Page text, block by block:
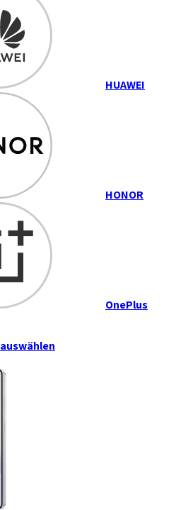
HUAWEI
HONOR
OnePlus
auswählen